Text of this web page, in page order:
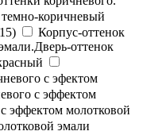
темно-коричневый
Корпус-оттенок
оттенок
с эфектом
с эффектом
эффектом молотковой
эмали